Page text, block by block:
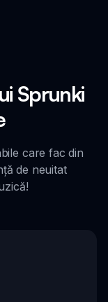
Sprunki
care fac din
de neuitat